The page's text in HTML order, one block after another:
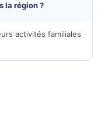
la région ?
activités familiales